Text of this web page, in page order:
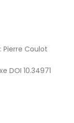
Coulot
DOI 10.34971